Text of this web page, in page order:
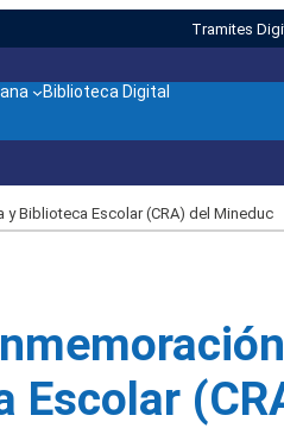
Tramites
Biblioteca Digital
Biblioteca Escolar (CRA) del Mineduc
Escolar